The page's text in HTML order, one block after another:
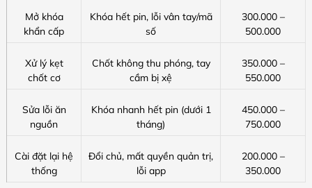
Mở khóa
khẩn cấp
Khóa hết pin, lỗi vân tay/mã
số
300.000 –
500.000
Xử lý kẹt
chốt cơ
Chốt không thu phóng, tay
cầm bị xệ
350.000 –
550.000
Sửa lỗi ăn
nguồn
Khóa nhanh hết pin (dưới 1
tháng)
450.000 –
750.000
Cài đặt lại hệ
thống
Đổi chủ, mất quyền quản trị,
lỗi app
200.000 –
350.000